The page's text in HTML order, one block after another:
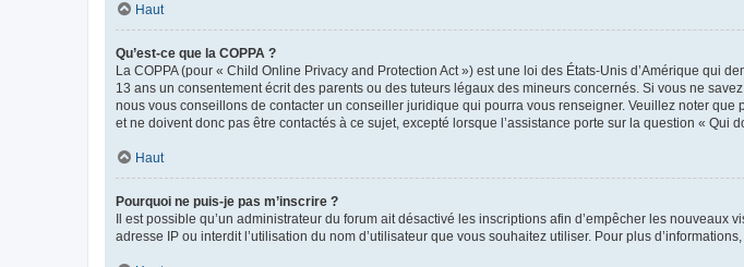
Haut
Qu’est-ce que la COPPA ?
La COPPA (pour « Child Online Privacy and Protection Act ») est une loi des États-Unis d’Amérique qui
13 ans un consentement écrit des parents ou des tuteurs légaux des mineurs concernés. Si vous ne
nous vous conseillons de contacter un conseiller juridique qui pourra vous renseigner. Veuillez noter
et ne doivent donc pas être contactés à ce sujet, excepté lorsque l’assistance porte sur la question « Qui
Haut
Pourquoi ne puis-je pas m’inscrire ?
Il est possible qu’un administrateur du forum ait désactivé les inscriptions afin d’empêcher les
adresse IP ou interdit l’utilisation du nom d’utilisateur que vous souhaitez utiliser. Pour plus